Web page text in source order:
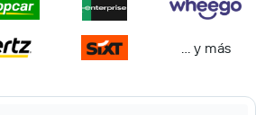
… y más